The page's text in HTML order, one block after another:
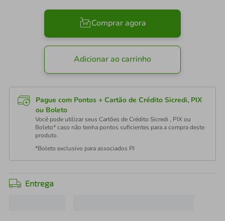
Comprar agora
Adicionar ao carrinho
Pague com Pontos + Cartão de Crédito Sicredi, PIX
ou Boleto
Você pode utilizar seus Cartões de Crédito Sicredi , PIX ou
Boleto* caso não tenha pontos suficientes para a compra deste
produto.
*Boleto exclusivo para associados PJ
Entrega